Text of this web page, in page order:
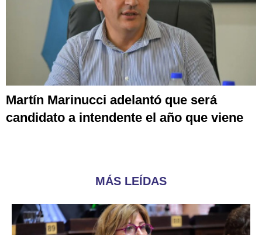
Martín Marinucci adelantó que será
candidato a intendente el año que viene
MÁS LEÍDAS